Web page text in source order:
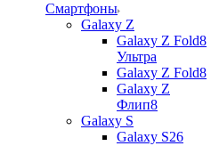
Смартфоны
Galaxy Z
Galaxy Z Fold8
Ультра
Galaxy Z Fold8
Galaxy Z
Флип8
Galaxy S
Galaxy S26